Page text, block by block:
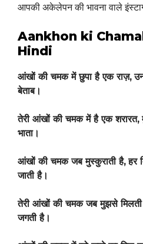
आपकी अकेलेपन की भावना वाले
Aankhon ki
Hindi
आंखों की चमक में छुपा है एक राज़,
बेताब।
तेरी आंखों की चमक में है एक शरारत,
भाता।
आंखों की चमक जब मुस्कुराती है, हर
जाती है।
तेरी आंखों की चमक जब मुझसे
जगती है।